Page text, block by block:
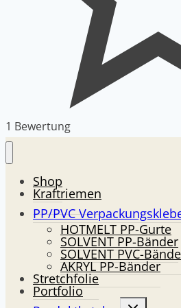
1 Bewertung
Shop
Kraftriemen
PP/PVC
HOTMELT PP-Gurte
SOLVENT PP-Bänder
SOLVENT PVC-
AKRYL PP-Bänder
Stretchfolie
Portfolio
Kindermenü